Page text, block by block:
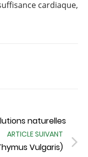
cardiaque,
naturelles
ARTICLE SUIVANT
Vulgaris)